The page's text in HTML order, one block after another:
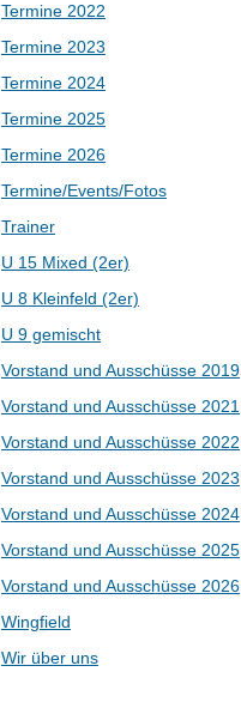
Termine 2022
Termine 2023
Termine 2024
Termine 2025
Termine 2026
Termine/Events/Fotos
Trainer
U 15 Mixed (2er)
U 8 Kleinfeld (2er)
U 9 gemischt
Vorstand und Ausschüsse 2019
Vorstand und Ausschüsse 2021
Vorstand und Ausschüsse 2022
Vorstand und Ausschüsse 2023
Vorstand und Ausschüsse 2024
Vorstand und Ausschüsse 2025
Vorstand und Ausschüsse 2026
Wingfield
Wir über uns